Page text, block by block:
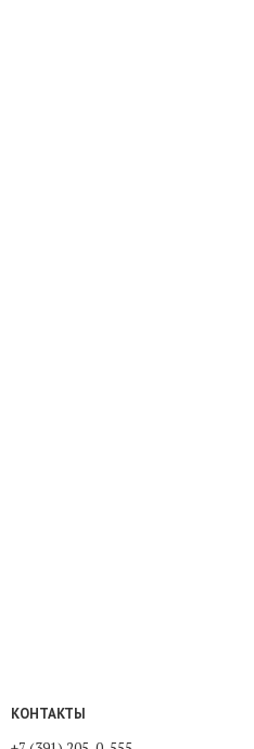
КОНТАКТЫ